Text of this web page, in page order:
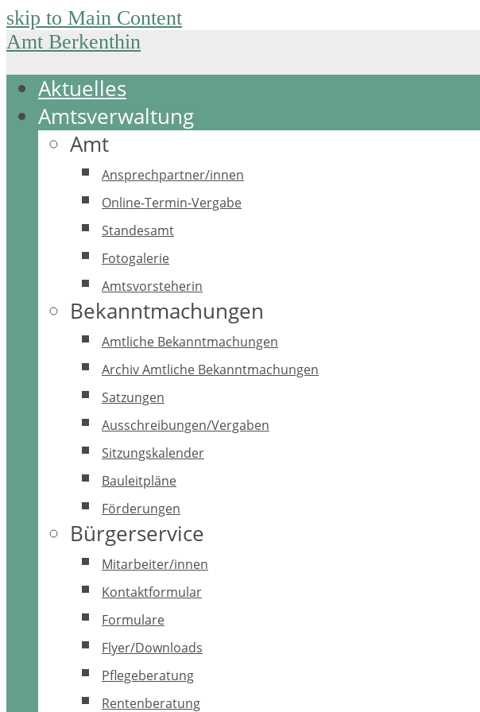
skip to Main Content
Amt Berkenthin
Aktuelles
Amtsverwaltung
Amt
Ansprechpartner/innen
Online-Termin-Vergabe
Standesamt
Fotogalerie
Amtsvorsteherin
Bekanntmachungen
Amtliche Bekanntmachungen
Archiv Amtliche Bekanntmachungen
Satzungen
Ausschreibungen/Vergaben
Sitzungskalender
Bauleitpläne
Förderungen
Bürgerservice
Mitarbeiter/innen
Kontaktformular
Formulare
Flyer/Downloads
Pflegeberatung
Rentenberatung